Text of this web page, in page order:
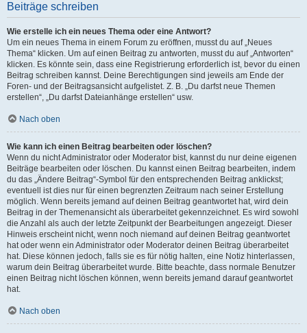
Beiträge schreiben
Wie erstelle ich ein neues Thema oder eine Antwort?
Um ein neues Thema in einem Forum zu eröffnen, musst du auf „Neues
Thema“ klicken. Um auf einen Beitrag zu antworten, musst du auf „Antworten“
klicken. Es könnte sein, dass eine Registrierung erforderlich ist, bevor du einen
Beitrag schreiben kannst. Deine Berechtigungen sind jeweils am Ende der
Foren- und der Beitragsansicht aufgelistet. Z. B. „Du darfst neue Themen
erstellen“, „Du darfst Dateianhänge erstellen“ usw.
Nach oben
Wie kann ich einen Beitrag bearbeiten oder löschen?
Wenn du nicht Administrator oder Moderator bist, kannst du nur deine eigenen
Beiträge bearbeiten oder löschen. Du kannst einen Beitrag bearbeiten, indem
du das „Ändere Beitrag“-Symbol für den entsprechenden Beitrag anklickst;
eventuell ist dies nur für einen begrenzten Zeitraum nach seiner Erstellung
möglich. Wenn bereits jemand auf deinen Beitrag geantwortet hat, wird dein
Beitrag in der Themenansicht als überarbeitet gekennzeichnet. Es wird sowohl
die Anzahl als auch der letzte Zeitpunkt der Bearbeitungen angezeigt. Dieser
Hinweis erscheint nicht, wenn noch niemand auf deinen Beitrag geantwortet
hat oder wenn ein Administrator oder Moderator deinen Beitrag überarbeitet
hat. Diese können jedoch, falls sie es für nötig halten, eine Notiz hinterlassen,
warum dein Beitrag überarbeitet wurde. Bitte beachte, dass normale Benutzer
einen Beitrag nicht löschen können, wenn bereits jemand darauf geantwortet
hat.
Nach oben